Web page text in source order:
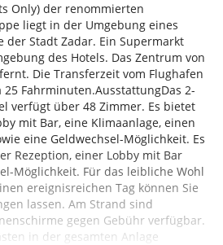
Only) der renommierten
liegt in der Umgebung eines
der Stadt Zadar. Ein Supermarkt
des Hotels. Das Zentrum von
Die Transferzeit vom Flughafen
Fahrminuten.AusstattungDas 2-
verfügt über 48 Zimmer. Es bietet
mit Bar, eine Klimaanlage, einen
eine Geldwechsel-Möglichkeit. Es
Rezeption, einer Lobby mit Bar
Möglichkeit. Für das leibliche Wohl
ereignisreichen Tag können Sie
lassen. Am Strand sind
gegen Gebühr verfügbar.
in der gesamten Anlage